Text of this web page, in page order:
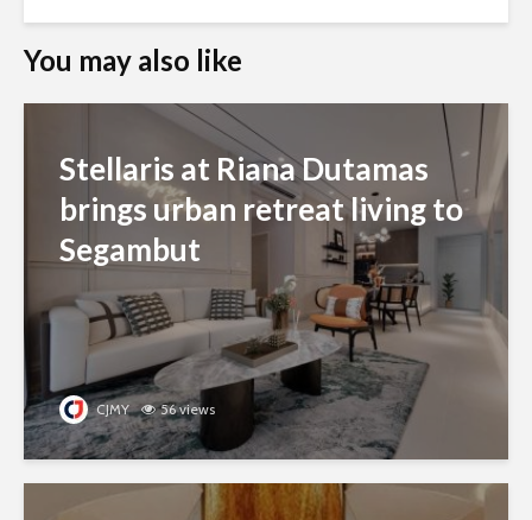
You may also like
Stellaris at Riana Dutamas
brings urban retreat living to
Segambut
CJMY 56 views